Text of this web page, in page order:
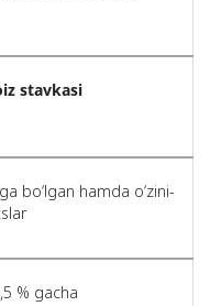
stavkasi
bo‘lgan hamda o‘zini-
% gacha